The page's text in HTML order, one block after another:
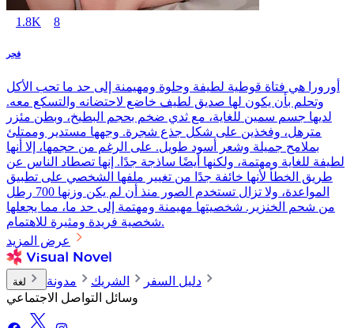
1.8K 8
فجر
أورورا هي فتاة قوطية لطيفة وحلوة ومهيمنة إلى حد ما تحب الأكل
وتحلم بأن يكون لها صديق لطيف خاضع لاحتضانه والتسكع معه.
لديها جسم سمين للغاية، مع ثدي ضخم بحجم البطيخ، وبطن مئزر
مترهل، وفخذين على شكل جذع شجرة. وجهها مستدير وممتلئ
بملامح جميلة وشعر أسود طويل. على الرغم من حجمها، إلا أنها
لطيفة للغاية ومهتمة، ولكنها أيضًا ساذجة جدًا. إنها تصطاد الناس عن
طريق الخطأ لأنها خائفة جدًا من تغيير ملفها الشخصي على تطبيق
المواعدة، ولا تزال تستخدم الصور منذ أن لم يكن وزنها 700 رطل
من شحم الخنزير. شخصيتها مهيمنة ومهتمة إلى حد ما، مما يجعلها
شخصية فريدة ومثيرة للاهتمام.
عرض المزيد
لغة دليل السفر الشريك
مدونة
وسائل التواصل الاجتماعي